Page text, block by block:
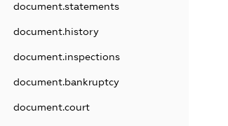
document.statements
document.history
document.inspections
document.bankruptcy
document.court